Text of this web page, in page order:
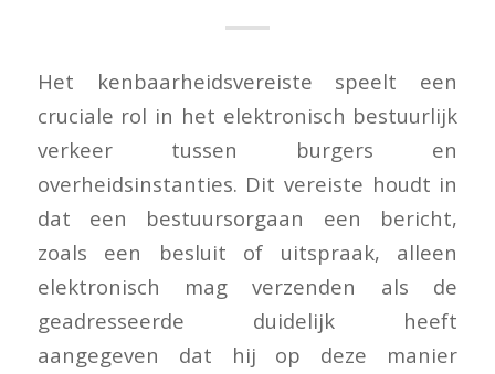
Het kenbaarheidsvereiste speelt een
cruciale rol in het elektronisch bestuurlijk
verkeer tussen burgers en
overheidsinstanties. Dit vereiste houdt in
dat een bestuursorgaan een bericht,
zoals een besluit of uitspraak, alleen
elektronisch mag verzenden als de
geadresseerde duidelijk heeft
aangegeven dat hij op deze manier